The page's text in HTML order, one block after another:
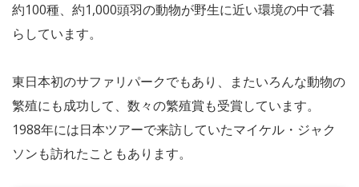
約100種、約1,000頭羽の動物が野生に近い環境の中で暮
らしています。
東日本初のサファリパークでもあり、またいろんな動物の
繁殖にも成功して、数々の繁殖賞も受賞しています。
1988年には日本ツアーで来訪していたマイケル・ジャク
ソンも訪れたこともあります。